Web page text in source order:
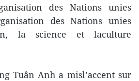
des Nations unies
des Nations unies
la science et laculture
Tuân Anh a misl’accent sur